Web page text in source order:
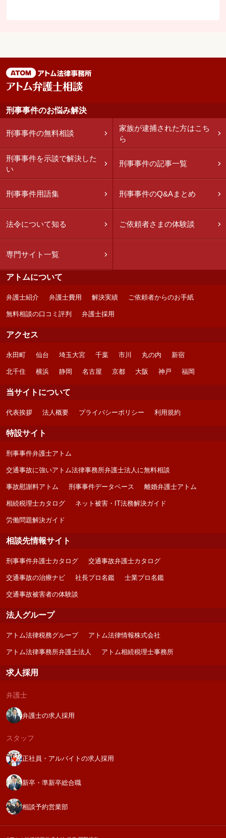
刑事事件のお悩み解決
刑事事件の無料相談
家族が逮捕された方はこち
ら
刑事事件を示談で解決した
い
刑事事件の記事一覧
刑事事件用語集 刑事事件のQ&Aまとめ
法令について知る ご依頼者さまの体験談
専門サイト一覧
アトムについて
弁護士紹介 弁護士費用 解決実績 ご依頼者からのお手紙
無料相談の口コミ評判 弁護士採用
アクセス
永田町 仙台 埼玉大宮 千葉 市川 丸の内 新宿
北千住 横浜 静岡 名古屋 京都 大阪 神戸 福岡
当サイトについて
代表挨拶 法人概要 プライバシーポリシー 利用規約
特設サイト
刑事事件弁護士アトム
交通事故に強いアトム法律事務所弁護士法人に無料相談
事故慰謝料アトム 刑事事件データベース 離婚弁護士アトム
相続税理士カタログ ネット被害・IT法務解決ガイド
労働問題解決ガイド
相談先情報サイト
刑事事件弁護士カタログ 交通事故弁護士カタログ
交通事故の治療ナビ 社長プロ名鑑 士業プロ名鑑
交通事故被害者の体験談
法人グループ
アトム法律税務グループ アトム法律情報株式会社
アトム法律事務所弁護士法人 アトム相続税理士事務所
求人採用
弁護士
弁護士の求人採用
スタッフ
正社員・アルバイトの求人採用
新卒・準新卒総合職
相談予約営業部